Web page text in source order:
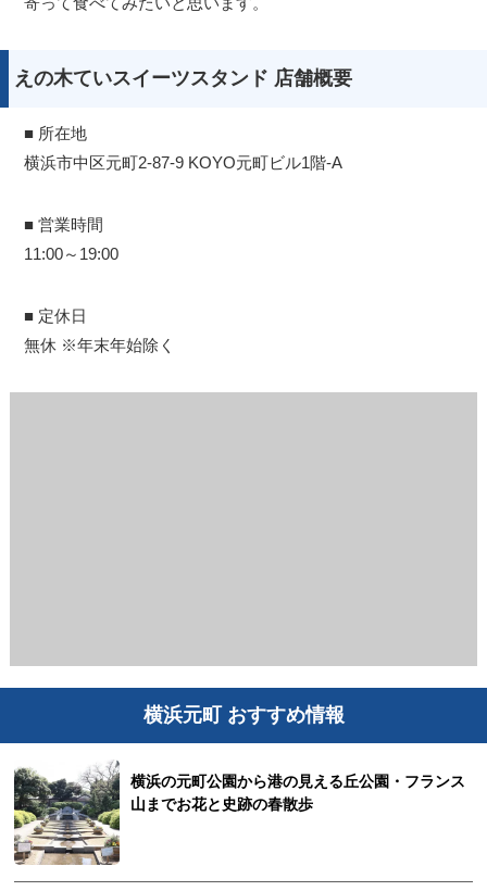
えの木ていスイーツスタンド 店舗概要
■ 所在地
横浜市中区元町2-87-9 KOYO元町ビル1階-A
■ 営業時間
11:00～19:00
■ 定休日
無休 ※年末年始除く
横浜元町 おすすめ情報
横浜の元町公園から港の見える丘公園・フランス
山までお花と史跡の春散歩